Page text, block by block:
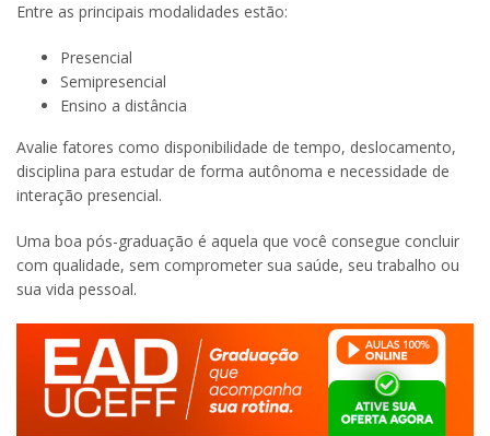
Entre as principais modalidades estão:
Presencial
Semipresencial
Ensino a distância
Avalie fatores como disponibilidade de tempo, deslocamento,
disciplina para estudar de forma autônoma e necessidade de
interação presencial.
Uma boa pós-graduação é aquela que você consegue concluir
com qualidade, sem comprometer sua saúde, seu trabalho ou
sua vida pessoal.